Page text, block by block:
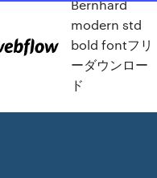
Bernhard
modern std
bold fontフリ
ーダウンロー
ド